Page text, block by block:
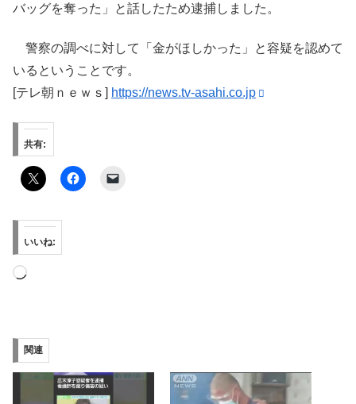
バッグを奪った」と話したため逮捕しました。
警察の調べに対して「金がほしかった」と容疑を認めて
いるということです。
[テレ朝ｎｅｗｓ] https://news.tv-asahi.co.jp
共有:
いいね:
読
み
中…
関連